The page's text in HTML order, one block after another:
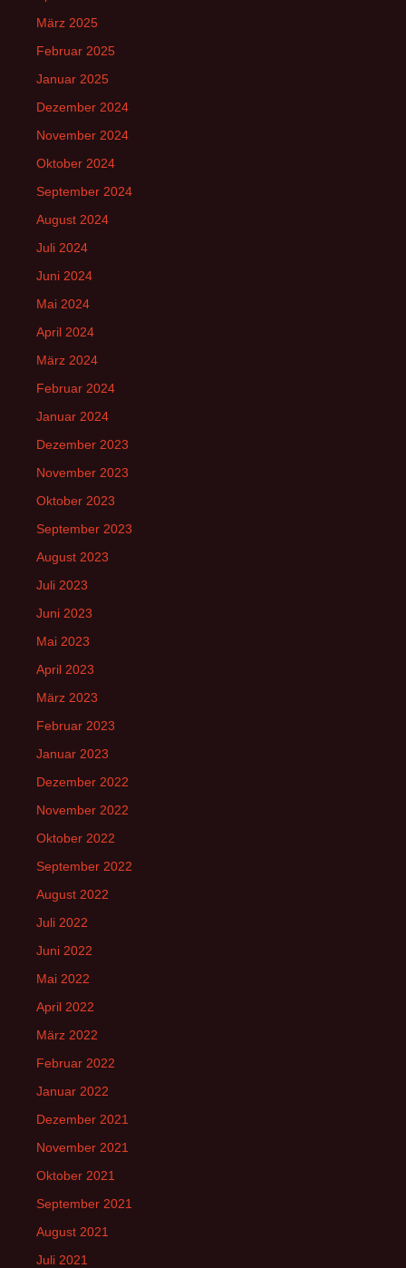
März 2025
Februar 2025
Januar 2025
Dezember 2024
November 2024
Oktober 2024
September 2024
August 2024
Juli 2024
Juni 2024
Mai 2024
April 2024
März 2024
Februar 2024
Januar 2024
Dezember 2023
November 2023
Oktober 2023
September 2023
August 2023
Juli 2023
Juni 2023
Mai 2023
April 2023
März 2023
Februar 2023
Januar 2023
Dezember 2022
November 2022
Oktober 2022
September 2022
August 2022
Juli 2022
Juni 2022
Mai 2022
April 2022
März 2022
Februar 2022
Januar 2022
Dezember 2021
November 2021
Oktober 2021
September 2021
August 2021
Juli 2021